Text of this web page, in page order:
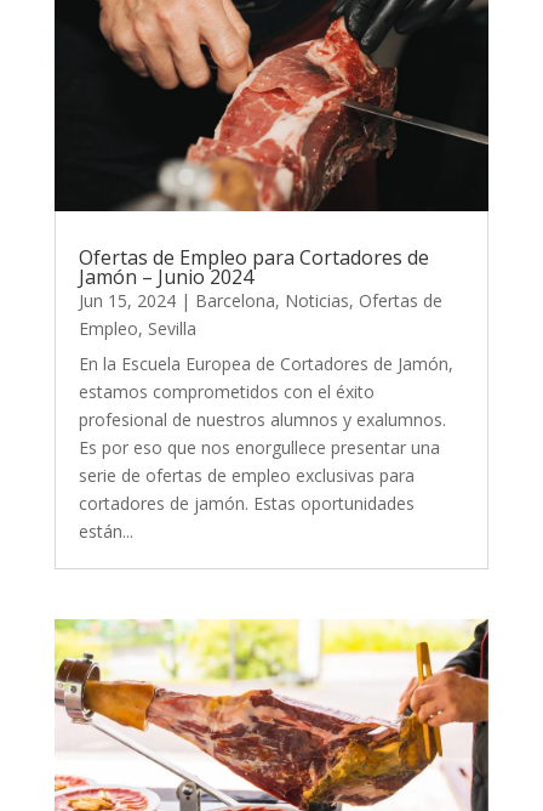
Ofertas de Empleo para Cortadores de
Jamón – Junio 2024
Jun 15, 2024| Barcelona, Noticias, Ofertas de
Empleo, Sevilla
En la Escuela Europea de Cortadores de Jamón,
estamos comprometidos con el éxito
profesional de nuestros alumnos y exalumnos.
Es por eso que nos enorgullece presentar una
serie de ofertas de empleo exclusivas para
cortadores de jamón. Estas oportunidades
están...